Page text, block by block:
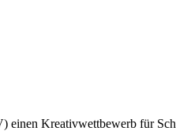
Kreativwettbewerb für